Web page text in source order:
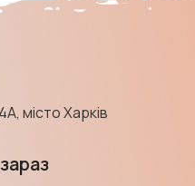
місто Харків